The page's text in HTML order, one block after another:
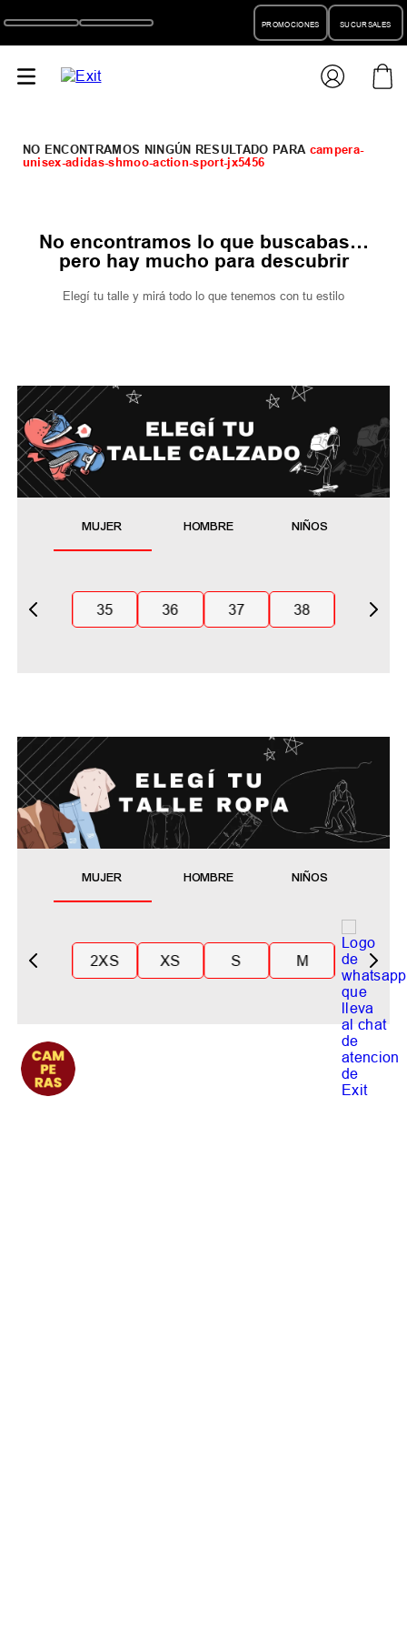
PROMOCIONES SUCURSALES
campera-
unisex-adidas-shmoo-action-sport-jx5456
No encontramos lo que buscabas…
pero hay mucho para descubrir
Elegí tu talle y mirá todo lo que tenemos con tu estilo
MUJER HOMBRE NIÑOS
35 36 37 38
MUJER HOMBRE NIÑOS
2XS XS S M